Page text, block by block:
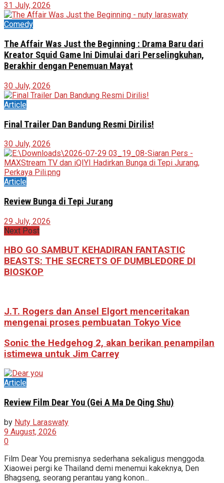
31 July, 2026
Comedy
The Affair Was Just the Beginning : Drama Baru dari
Kreator Squid Game Ini Dimulai dari Perselingkuhan,
Berakhir dengan Penemuan Mayat
30 July, 2026
Article
Final Trailer Dan Bandung Resmi Dirilis!
30 July, 2026
Article
Review Bunga di Tepi Jurang
29 July, 2026
Next Post
HBO GO SAMBUT KEHADIRAN FANTASTIC
BEASTS: THE SECRETS OF DUMBLEDORE DI
BIOSKOP
J.T. Rogers dan Ansel Elgort menceritakan
mengenai proses pembuatan Tokyo Vice
Sonic the Hedgehog 2, akan berikan penampilan
istimewa untuk Jim Carrey
Article
Review Film Dear You (Gei A Ma De Qing Shu)
by Nuty Laraswaty
9 August, 2026
0
Film Dear You premisnya sederhana sekaligus menggoda.
Xiaowei pergi ke Thailand demi menemui kakeknya, Den
Bhagseng, seorang perantau yang konon...